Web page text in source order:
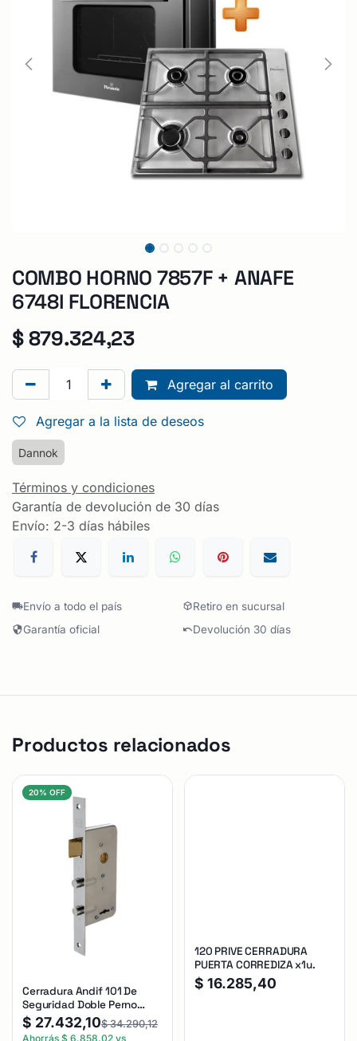
COMBO HORNO 7857F + ANAFE
6748I FLORENCIA
$879.324,23
Agregar al carrito
Agregar a la lista de deseos
Dannok
Términos y condiciones
Garantía de devolución de 30 días
Envío: 2-3 días hábiles
Envío a todo el país
Retiro en sucursal
Garantía oficial
Devolución 30 días
Productos relacionados
20% OFF
Cerradura Andif 101 De
Seguridad Doble Perno
Reforzada Plateado
$ 27.432,10$34.290,12
Ahorrás $ 6.858,02 vs
120 PRIVE CERRADURA
PUERTA CORREDIZA x1u.
$ 16.285,40